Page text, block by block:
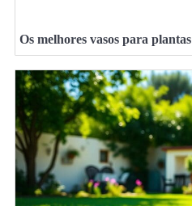
Os melhores vasos para plantas